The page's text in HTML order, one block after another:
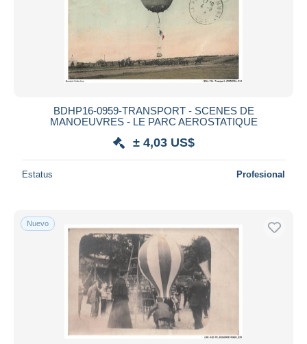
BDHP16-0959-TRANSPORT - SCENES DE
MANOEUVRES - LE PARC AEROSTATIQUE
± 4,03 US$
Estatus Profesional
Nuevo